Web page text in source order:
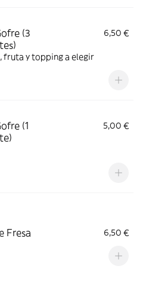
(3
6,50 €
fruta y topping a elegir
(1
5,00 €
Fresa 6,50 €